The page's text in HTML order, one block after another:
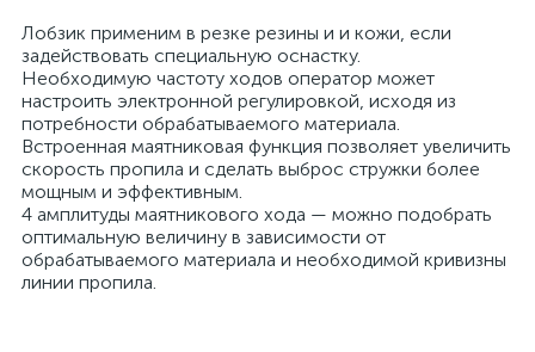
Лобзик применим в резке резины и и кожи, если
задействовать специальную оснастку.
Необходимую частоту ходов оператор может
настроить электронной регулировкой, исходя из
потребности обрабатываемого материала.
Встроенная маятниковая функция позволяет увеличить
скорость пропила и сделать выброс стружки более
мощным и эффективным.
4 амплитуды маятникового хода — можно подобрать
оптимальную величину в зависимости от
обрабатываемого материала и необходимой кривизны
линии пропила.